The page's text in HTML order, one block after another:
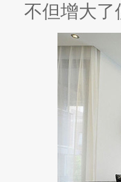
不但增大了